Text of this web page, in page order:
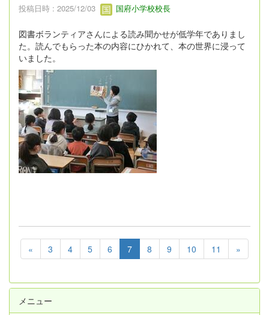
投稿日時 : 2025/12/03 国府小学校校長
図書ボランティアさんによる読み聞かせが低学年でありまし
た。読んでもらった本の内容にひかれて、本の世界に浸って
いました。
« 3 4 5 6 7 8 9 10 11 »
メニュー